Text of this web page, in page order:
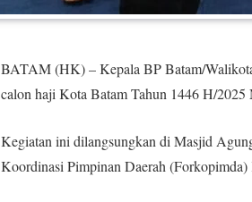
BATAM (HK) – Kepala BP Batam/
calon haji Kota Batam Tahun 1446 H/2025
Kegiatan ini dilangsungkan di Masjid
Koordinasi Pimpinan Daerah (Forkopimda)